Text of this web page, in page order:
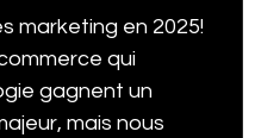
marketing en 2025!
qui
gagnent un
mais nous